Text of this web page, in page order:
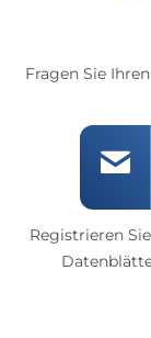
Fragen Sie
Registrieren